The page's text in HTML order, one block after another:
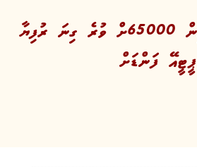
ހޭޒްގެ ފުޑު ފެއަރއިން 65000ށް ވުރެ ގިނަ ރުފިޔާ
ޕީޓީއޭ ފަންޑަށް